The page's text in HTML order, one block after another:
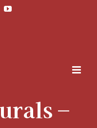
YouTube
–